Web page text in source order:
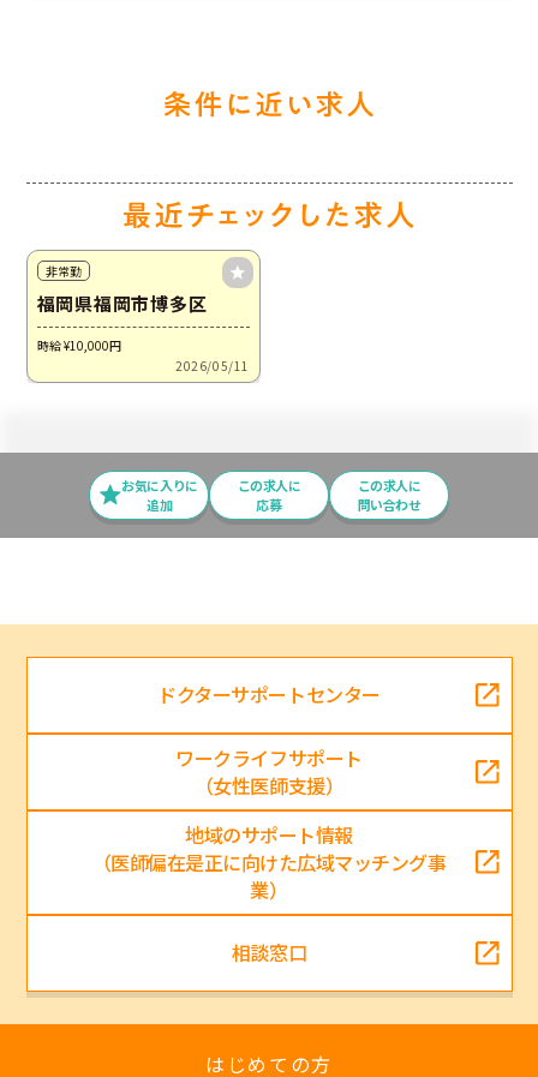
非常勤
福岡県福岡市博多区
時給 ¥10,000円
2026/05/11
お気に入りに
追加
この求⼈に
応募
この求人に
問い合わせ
ドクターサポートセンター
ワークライフサポート
（女性医師支援）
地域のサポート情報
（医師偏在是正に向けた広域マッチング事
業）
相談窓口
はじめての方